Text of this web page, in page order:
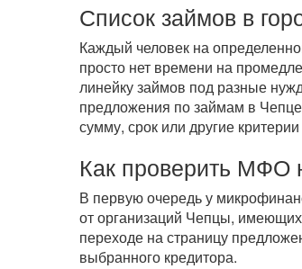
Список займов в
Каждый человек на
просто нет времени на
линейку займов под разные
предложения по займам в
сумму, срок или другие
Как проверить МФО
В первую очередь у
от организаций Чепцы,
переходе на страницу
выбранного кредитора.